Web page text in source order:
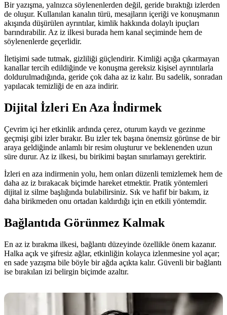
Bir yazışma, yalnızca söylenenlerden değil, geride bıraktığı izlerden
de oluşur. Kullanılan kanalın türü, mesajların içeriği ve konuşmanın
akışında düşürülen ayrıntılar, kimlik hakkında dolaylı ipuçları
barındırabilir. Az iz ilkesi burada hem kanal seçiminde hem de
söylenenlerde geçerlidir.
İletişimi sade tutmak, gizliliği güçlendirir. Kimliği açığa çıkarmayan
kanallar tercih edildiğinde ve konuşma gereksiz kişisel ayrıntılarla
doldurulmadığında, geride çok daha az iz kalır. Bu sadelik, sonradan
yapılacak temizliği de en aza indirir.
Dijital İzleri En Aza İndirmek
Çevrim içi her etkinlik ardında çerez, oturum kaydı ve gezinme
geçmişi gibi izler bırakır. Bu izler tek başına önemsiz görünse de bir
araya geldiğinde anlamlı bir resim oluşturur ve beklenenden uzun
süre durur. Az iz ilkesi, bu birikimi baştan sınırlamayı gerektirir.
İzleri en aza indirmenin yolu, hem onları düzenli temizlemek hem de
daha az iz bırakacak biçimde hareket etmektir. Pratik yöntemleri
dijital iz silme başlığında bulabilirsiniz. Sık ve hafif bir bakım, iz
daha birikmeden onu ortadan kaldırdığı için en etkili yöntemdir.
Bağlantıda Görünmez Kalmak
En az iz bırakma ilkesi, bağlantı düzeyinde özellikle önem kazanır.
Halka açık ve şifresiz ağlar, etkinliğin kolayca izlenmesine yol açar;
en sade yazışma bile böyle bir ağda açıkta kalır. Güvenli bir bağlantı
ise bırakılan izi belirgin biçimde azaltır.